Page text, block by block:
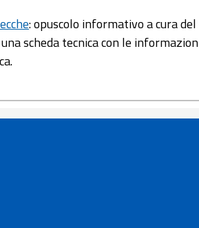
: opuscolo informativo a cura
scheda tecnica con le